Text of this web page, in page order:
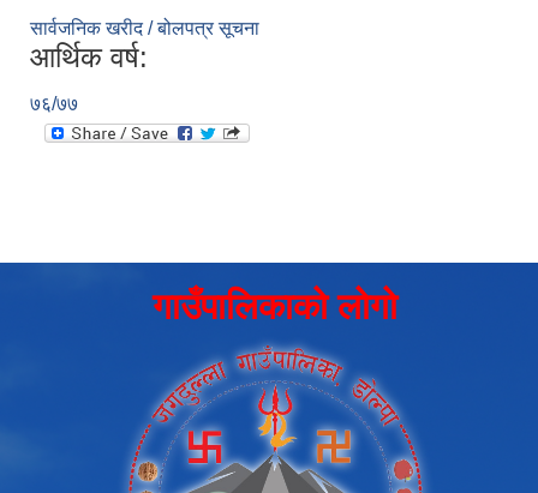
सार्वजनिक खरीद / बोलपत्र सूचना
आर्थिक वर्ष:
७६/७७
गाउँपालिकाको लोगो